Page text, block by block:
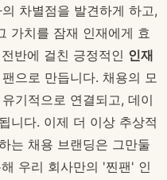
차별점을 발견하게 하고,
가치를 잠재 인재에게 효
반에 걸친 긍정적인 인재
으로 만듭니다. 채용의 모
기적으로 연결되고, 데이
니다. 이제 더 이상 추상적
는 채용 브랜딩은 그만둘
우리 회사만의 '찐팬' 인